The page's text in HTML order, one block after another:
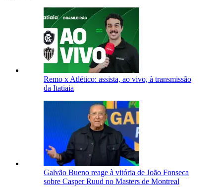
Remo x Atlético: assista, ao vivo, à transmissão
da Itatiaia
Galvão Bueno reage à vitória de João Fonseca
sobre Casper Ruud no Masters de Montreal